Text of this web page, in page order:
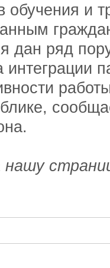
обучения и
дан ряд